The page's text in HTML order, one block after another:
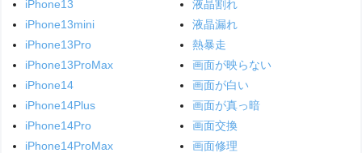
iPhone13
iPhone13mini
iPhone13Pro
iPhone13ProMax
iPhone14
iPhone14Plus
iPhone14Pro
iPhone14ProMax
液晶割れ
液晶漏れ
熱暴走
画面が映らない
画面が白い
画面が真っ暗
画面交換
画面修理